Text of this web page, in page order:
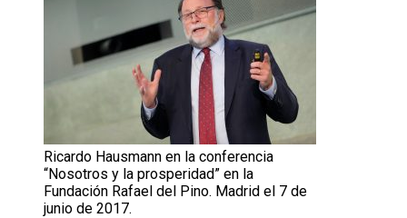
Ricardo Hausmann en la conferencia
“Nosotros y la prosperidad” en la
Fundación Rafael del Pino. Madrid el 7 de
junio de 2017.